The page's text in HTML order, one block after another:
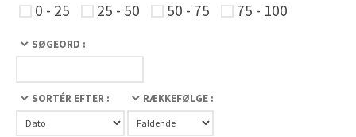
0 - 25 25 - 50 50 - 75 75 - 100
SØGEORD :
SORTÉR EFTER : RÆKKEFØLGE :